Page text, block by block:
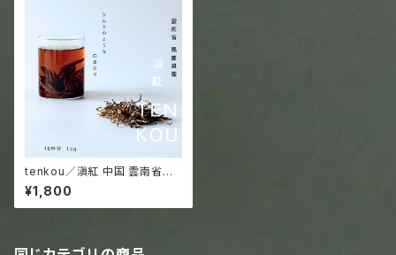
tenkou／滇紅 中国 雲南省紅
茶 15g袋入 豪華なゴールデ
ンチップ クリーミーでシルキー
な味わい
¥1,800